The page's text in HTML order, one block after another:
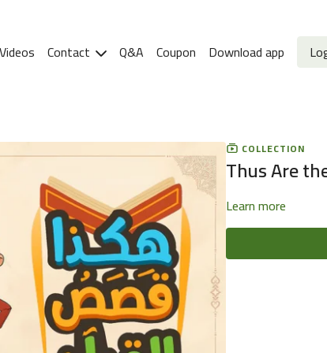
Contact Q&A Coupon Download app
COLLECTION
Thus Are
Learn more